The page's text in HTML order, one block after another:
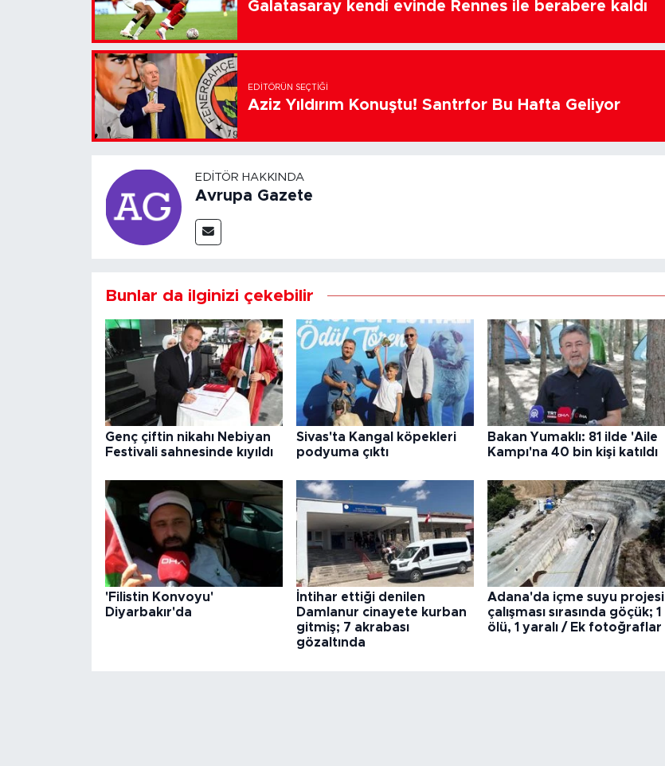
Galatasaray kendi evinde Rennes ile berabere kaldı
EDITÖRÜN SEÇTIĞI
Aziz Yıldırım Konuştu! Santrfor Bu Hafta Geliyor
EDITÖR HAKKINDA
Avrupa Gazete
Bunlar da ilginizi çekebilir
Genç çiftin nikahı Nebiyan
Festivali sahnesinde kıyıldı
Sivas'ta Kangal köpekleri
podyuma çıktı
Bakan Yumaklı: 81 ilde 'Aile
Kampı'na 40 bin kişi katıldı
'Filistin Konvoyu'
Diyarbakır'da
İntihar ettiği denilen
Damlanur cinayete kurban
gitmiş; 7 akrabası
gözaltında
Adana'da içme suyu projesi
çalışması sırasında göçük; 1
ölü, 1 yaralı / Ek fotoğraflar